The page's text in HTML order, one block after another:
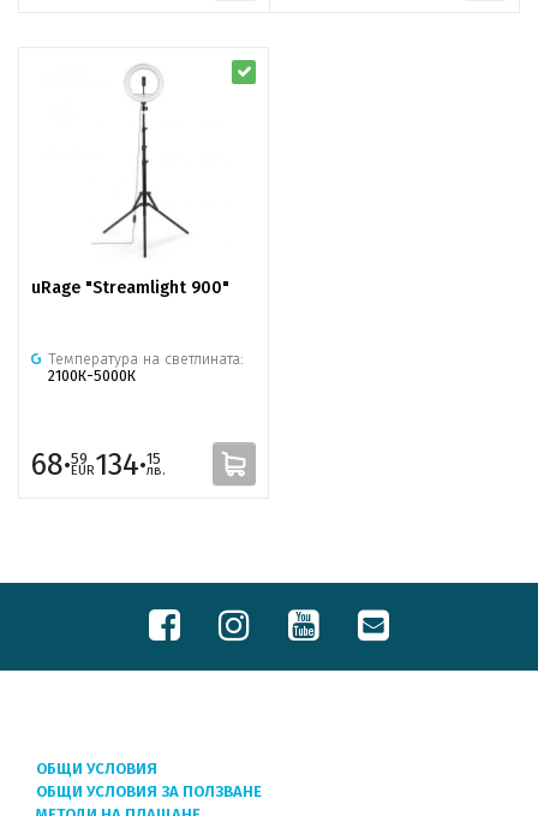
uRage "Streamlight 900"
Температура на светлината:
2100К-5000К
68·59
EUR134·15
лв.
ОБЩИ УСЛОВИЯ
ОБЩИ УСЛОВИЯ ЗА ПОЛЗВАНЕ